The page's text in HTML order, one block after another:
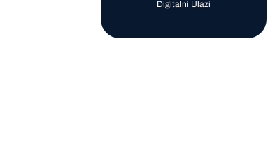
Digitalni Ulazi